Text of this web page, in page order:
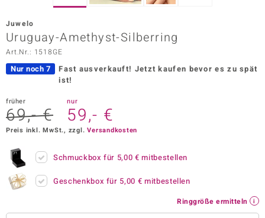
Vogue
Juwelo
Uruguay-Amethyst-Silberring
Art.Nr.: 1518GE
Nur noch 7 Fast ausverkauft! Jetzt kaufen bevor es zu spät
ist!
früher
69,- €
nur
59,- €
Preis inkl. MwSt., zzgl.Versandkosten
Schmuckbox für 5,00 € mitbestellen
Geschenkbox für 5,00 € mitbestellen
Ringgröße ermitteln